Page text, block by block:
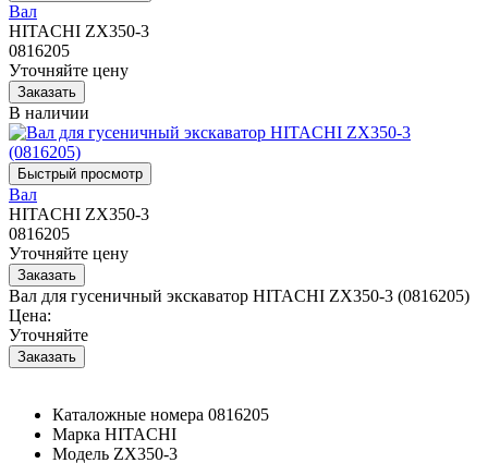
Вал
HITACHI ZX350-3
0816205
Уточняйте цену
В наличии
Вал
HITACHI ZX350-3
0816205
Уточняйте цену
Вал для гусеничный экскаватор HITACHI ZX350-3 (0816205)
Цена:
Уточняйте
Каталожные номера 0816205
Марка HITACHI
Модель ZX350-3